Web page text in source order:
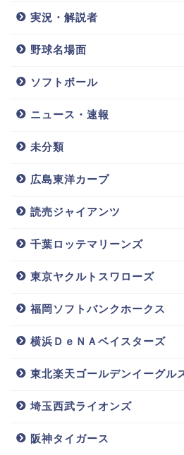
実況・解説者
野球名場面
ソフトボール
ニュース・速報
未分類
広島東洋カープ
読売ジャイアンツ
千葉ロッテマリーンズ
東京ヤクルトスワローズ
福岡ソフトバンクホークス
横浜ＤｅＮＡベイスターズ
東北楽天ゴールデンイーグル
埼玉西武ライオンズ
阪神タイガース